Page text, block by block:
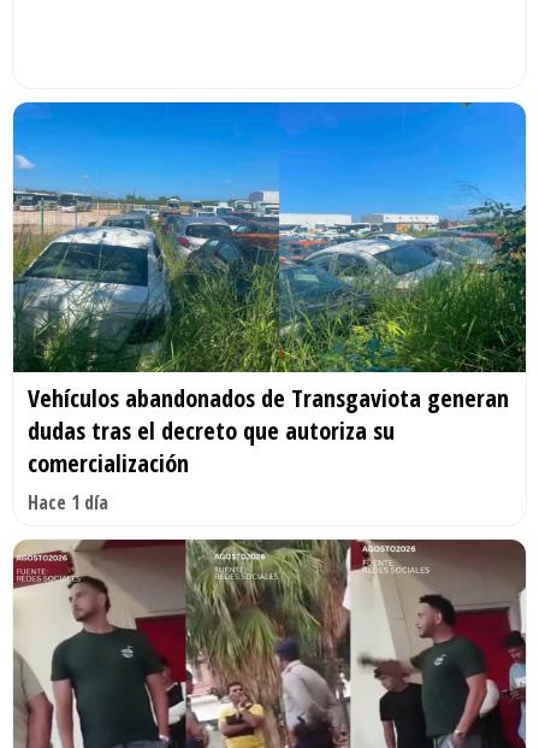
Vehículos abandonados de Transgaviota generan
dudas tras el decreto que autoriza su
comercialización
Hace 1 día